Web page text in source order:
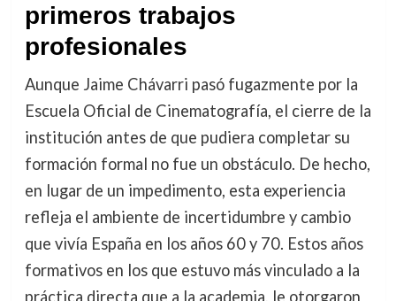
primeros trabajos
profesionales
Aunque Jaime Chávarri pasó fugazmente por la
Escuela Oficial de Cinematografía, el cierre de la
institución antes de que pudiera completar su
formación formal no fue un obstáculo. De hecho,
en lugar de un impedimento, esta experiencia
refleja el ambiente de incertidumbre y cambio
que vivía España en los años 60 y 70. Estos años
formativos en los que estuvo más vinculado a la
práctica directa que a la academia, le otorgaron